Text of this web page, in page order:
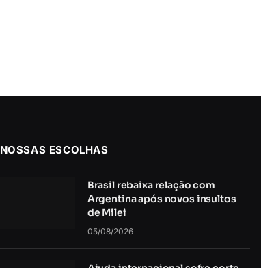
NOSSAS ESCOLHAS
Brasil rebaixa relação com
Argentina após novos insultos
de Milei
05/08/2026